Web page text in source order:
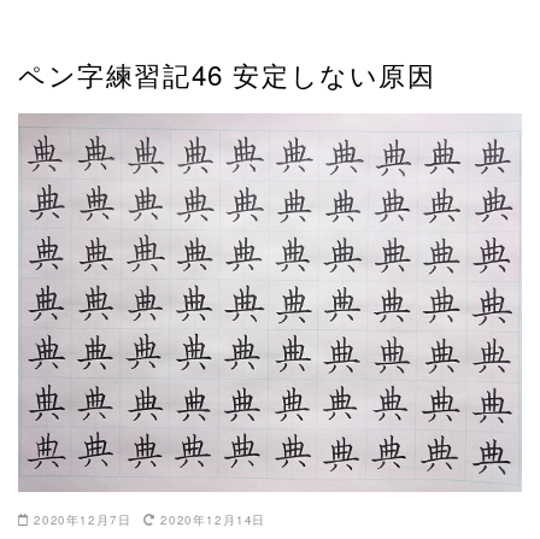
ペン字練習記46 安定しない原因
2020年12月7日 2020年12月14日